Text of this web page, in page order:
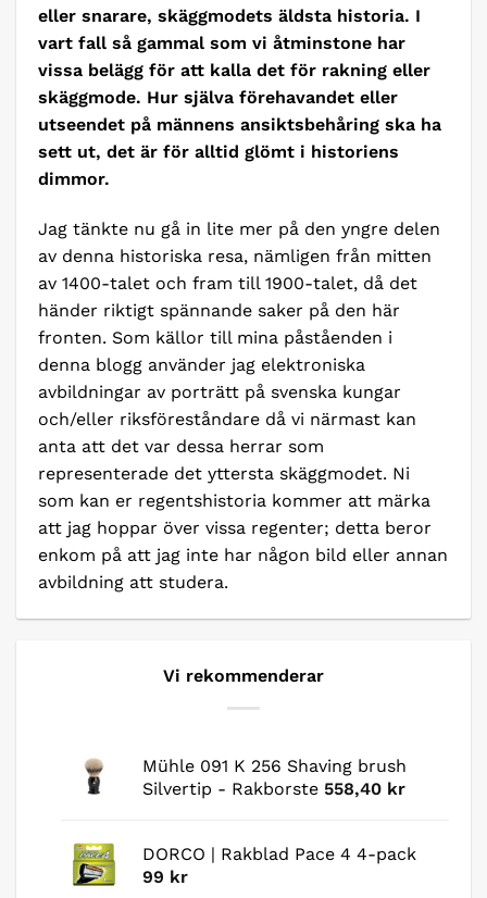
eller snarare, skäggmodets äldsta historia. I
vart fall så gammal som vi åtminstone har
vissa belägg för att kalla det för rakning eller
skäggmode. Hur själva förehavandet eller
utseendet på männens ansiktsbehåring ska ha
sett ut, det är för alltid glömt i historiens
dimmor.
Jag tänkte nu gå in lite mer på den yngre delen
av denna historiska resa, nämligen från mitten
av 1400-talet och fram till 1900-talet, då det
händer riktigt spännande saker på den här
fronten. Som källor till mina påståenden i
denna blogg använder jag elektroniska
avbildningar av porträtt på svenska kungar
och/eller riksföreståndare då vi närmast kan
anta att det var dessa herrar som
representerade det yttersta skäggmodet. Ni
som kan er regentshistoria kommer att märka
att jag hoppar över vissa regenter; detta beror
enkom på att jag inte har någon bild eller annan
avbildning att studera.
Vi rekommenderar
Mühle 091 K 256 Shaving brush
Silvertip - Rakborste 558,40 kr
DORCO | Rakblad Pace 4 4-pack
99 kr